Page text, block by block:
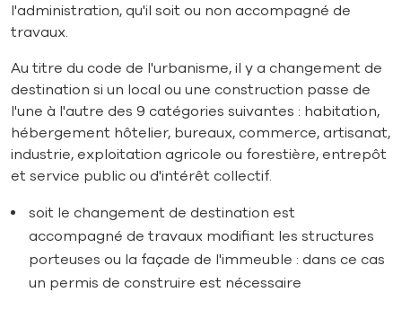
l'administration, qu'il soit ou non accompagné de
travaux.
Au titre du code de l'urbanisme, il y a changement de
destination si un local ou une construction passe de
l'une à l'autre des 9 catégories suivantes : habitation,
hébergement hôtelier, bureaux, commerce, artisanat,
industrie, exploitation agricole ou forestière, entrepôt
et service public ou d'intérêt collectif.
soit le changement de destination est
accompagné de travaux modifiant les structures
porteuses ou la façade de l'immeuble : dans ce cas
un permis de construire est nécessaire